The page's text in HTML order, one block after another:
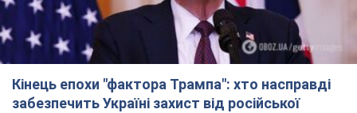
Кінець епохи "фактора Трампа": хто насправді
забезпечить Україні захист від російської